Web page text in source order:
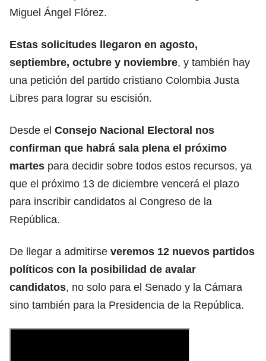
Miguel Ángel Flórez.
Estas solicitudes llegaron en agosto,
septiembre, octubre y noviembre, y también hay
una petición del partido cristiano Colombia Justa
Libres para lograr su escisión.
Desde el Consejo Nacional Electoral nos
confirman que habrá sala plena el próximo
martes para decidir sobre todos estos recursos, ya
que el próximo 13 de diciembre vencerá el plazo
para inscribir candidatos al Congreso de la
República.
De llegar a admitirse veremos 12 nuevos partidos
políticos con la posibilidad de avalar
candidatos, no solo para el Senado y la Cámara
sino también para la Presidencia de la República.